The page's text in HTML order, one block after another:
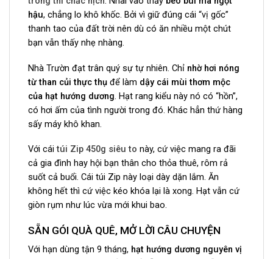
hậu, chẳng lo khô khốc. Bởi vì giữ đúng cái “vị gốc”
thanh tao của đất trời nên dù có ăn nhiều một chút
bạn vẫn thấy nhẹ nhàng.
Nhà Trườn đạt trân quý sự tự nhiên. Chỉ nhờ hơi nóng
từ than củi thực thụ để làm dậy cái mùi thơm mộc
của hạt hướng dương. Hạt rang kiểu này nó có “hồn”,
có hơi ấm của tình người trong đó. Khác hẳn thứ hàng
sấy máy khô khan.
Với cáitúi Zip 450g siêu to này, cứ việc mang ra đãi
cả gia đình hay hội bạn thân cho thỏa thuê, rôm rả
suốt cả buổi. Cái túi Zip này loại dày dặn lắm. Ăn
không hết thì cứ việc kéo khóa lại là xong. Hạt vẫn cứ
giòn rụm như lúc vừa mới khui bao.
SẴN GÓI QUÀ QUÊ, MỞ LỜI CÂU CHUYỆN
Với hạn dùng tận 9 tháng, hạt hướng dương nguyên vị